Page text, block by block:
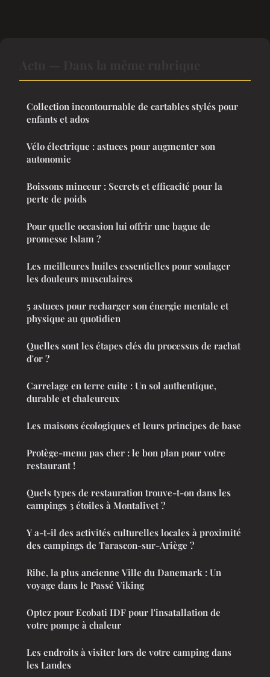
Collection incontournable de cartables stylés pour
enfants et ados
Vélo électrique : astuces pour augmenter son
autonomie
Boissons minceur : Secrets et efficacité pour la
perte de poids
Pour quelle occasion lui offrir une bague de
promesse Islam ?
Les meilleures huiles essentielles pour soulager
les douleurs musculaires
5 astuces pour recharger son énergie mentale et
physique au quotidien
Quelles sont les étapes clés du processus de rachat
d'or ?
Carrelage en terre cuite : Un sol authentique,
durable et chaleureux
Les maisons écologiques et leurs principes de base
Protège-menu pas cher : le bon plan pour votre
restaurant !
Quels types de restauration trouve-t-on dans les
campings 3 étoiles à Montalivet ?
Y a-t-il des activités culturelles locales à proximité
des campings de Tarascon-sur-Ariège ?
Ribe, la plus ancienne Ville du Danemark : Un
voyage dans le Passé Viking
Optez pour Ecobati IDF pour l'insatallation de
votre pompe à chaleur
Les endroits à visiter lors de votre camping dans
les Landes